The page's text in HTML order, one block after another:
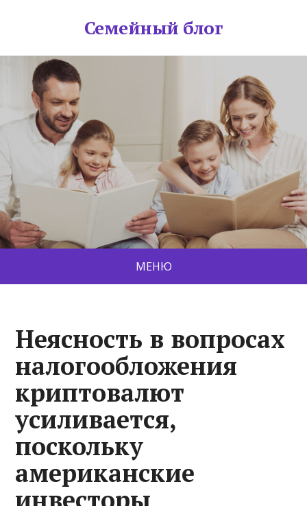
Семейный блог
МЕНЮ
Неясность в вопросах
налогообложения
криптовалют
усиливается,
поскольку
американские